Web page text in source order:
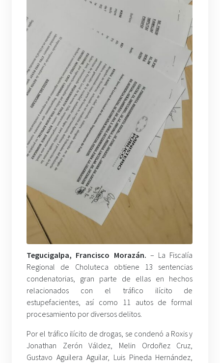
Tegucigalpa, Francisco Morazán. – La Fiscalía
Regional de Choluteca obtiene 13 sentencias
condenatorias, gran parte de ellas en hechos
relacionados con el tráfico ilícito de
estupefacientes, así como 11 autos de formal
procesamiento por diversos delitos.
Por el tráfico ilícito de drogas, se condenó a Roxis y
Jonathan Zerón Váldez, Melin Ordoñez Cruz,
Gustavo Aguilera Aguilar, Luis Pineda Hernández,